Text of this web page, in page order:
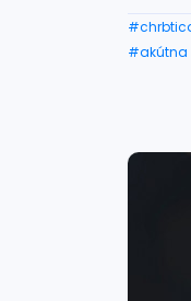
#akútna